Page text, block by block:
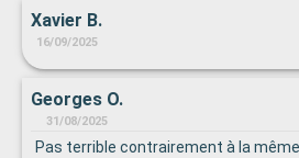
Xavier B.
16/09/2025
Georges O.
31/08/2025
Pas terrible contrairement à la